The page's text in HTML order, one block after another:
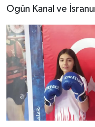
Ogün Kanal ve